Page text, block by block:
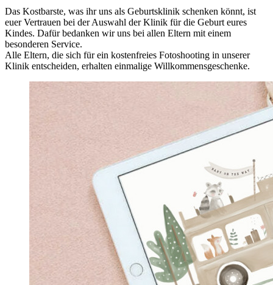
Das Kostbarste, was ihr uns als Geburtsklinik schenken könnt, ist
euer Vertrauen bei der Auswahl der Klinik für die Geburt eures
Kindes. Dafür bedanken wir uns bei allen Eltern mit einem
besonderen Service.
Alle Eltern, die sich für ein kostenfreies Fotoshooting in unserer
Klinik entscheiden, erhalten einmalige Willkommensgeschenke.